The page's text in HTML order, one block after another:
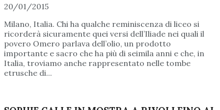
20/01/2015
Milano, Italia. Chi ha qualche reminiscenza di liceo si
ricorderà sicuramente quei versi dell’Iliade nei quali il
povero Omero parlava dell’olio, un prodotto
importante e sacro che ha più di seimila anni e che, in
Italia, troviamo anche rappresentato nelle tombe
etrusche di...